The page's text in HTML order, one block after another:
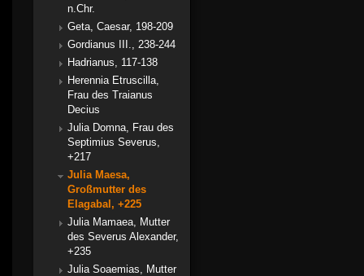
n.Chr.
Geta, Caesar, 198-209
Gordianus III., 238-244
Hadrianus, 117-138
Herennia Etruscilla,
Frau des Traianus
Decius
Julia Domna, Frau des
Septimius Severus,
+217
Julia Maesa,
Großmutter des
Elagabal, +225
Julia Mamaea, Mutter
des Severus Alexander,
+235
Julia Soaemias, Mutter